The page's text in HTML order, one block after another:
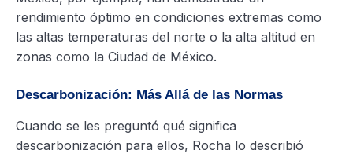
rendimiento óptimo en condiciones extremas como
las altas temperaturas del norte o la alta altitud en
zonas como la Ciudad de México.
Descarbonización: Más Allá de las Normas
Cuando se les preguntó qué significa
descarbonización para ellos, Rocha lo describió